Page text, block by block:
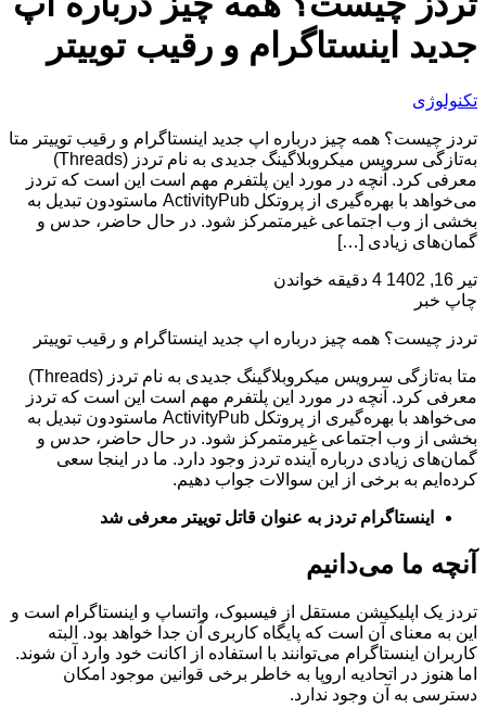
جدید اینستاگرام و رقیب توییتر
تکنولوژی
تردز چیست؟ همه چیز درباره اپ جدید اینستاگرام و رقیب توییتر متا
به‌تازگی سرویس میکروبلاگینگ جدیدی به نام تردز (Threads)
معرفی کرد. آنچه در مورد این پلتفرم مهم است این است که تردز
می‌خواهد با بهره‌گیری از پروتکل ActivityPub ماستودون تبدیل به
بخشی از وب اجتماعی غیرمتمرکز شود. در حال حاضر، حدس و
گمان‌های زیادی […]
تیر 16, 1402
4 دقیقه خواندن
چاپ خبر
تردز چیست؟ همه چیز درباره اپ جدید اینستاگرام و رقیب توییتر
متا به‌تازگی سرویس میکروبلاگینگ جدیدی به نام تردز (Threads)
معرفی کرد. آنچه در مورد این پلتفرم مهم است این است که تردز
می‌خواهد با بهره‌گیری از پروتکل ActivityPub ماستودون تبدیل به
بخشی از وب اجتماعی غیرمتمرکز شود. در حال حاضر، حدس و
گمان‌های زیادی درباره آینده تردز وجود دارد. ما در اینجا سعی
کرده‌ایم به برخی از این سوالات جواب دهیم.
اینستاگرام تردز به عنوان قاتل توییتر معرفی شد
آنچه ما می‌دانیم
تردز یک اپلیکیشن مستقل از فیسبوک، واتساپ و اینستاگرام است و
این به معنای آن است که پایگاه کاربری آن جدا خواهد بود. البته
کاربران اینستاگرام می‌توانند با استفاده از اکانت خود وارد آن شوند.
اما هنوز در اتحادیه اروپا به خاطر برخی قوانین موجود امکان
دسترسی به آن وجود ندارد.